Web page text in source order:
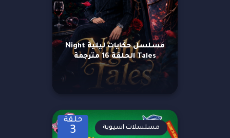
مسلسل حكايات ليلية Night
Tales الحلقة 16 مترجمة
حلقة
3 مسلسلات اسيوية